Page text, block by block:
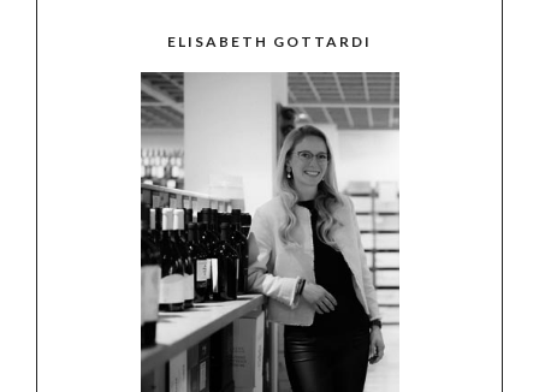
ELISABETH GOTTARDI